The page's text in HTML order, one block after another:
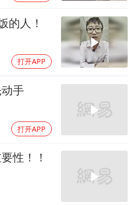
的人！
打开APP
手
打开APP
性！！